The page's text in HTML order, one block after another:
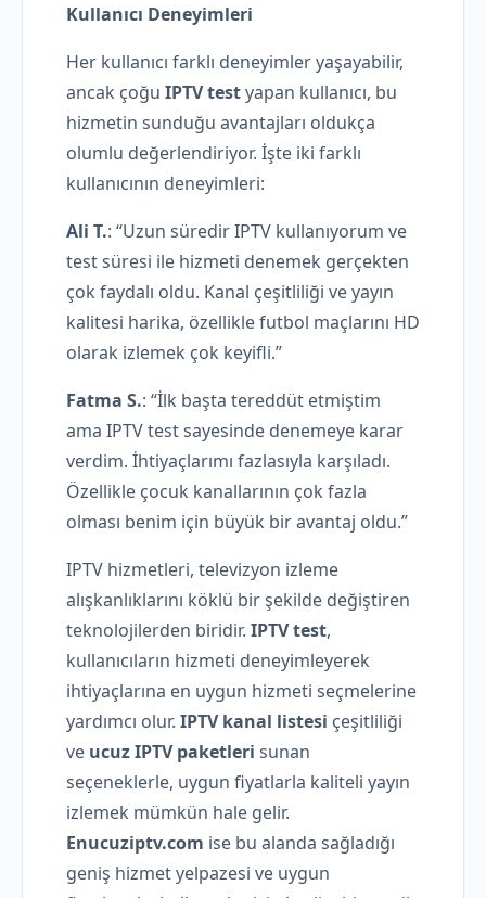
Kullanıcı Deneyimleri
Her kullanıcı farklı deneyimler yaşayabilir,
ancak çoğu IPTV testyapan kullanıcı, bu
hizmetin sunduğu avantajları oldukça
olumlu değerlendiriyor. İşte iki farklı
kullanıcının deneyimleri:
Ali T.: “Uzun süredir IPTV kullanıyorum ve
test süresi ile hizmeti denemek gerçekten
çok faydalı oldu. Kanal çeşitliliği ve yayın
kalitesi harika, özellikle futbol maçlarını HD
olarak izlemek çok keyifli.”
Fatma S.: “İlk başta tereddüt etmiştim
ama IPTV test sayesinde denemeye karar
verdim. İhtiyaçlarımı fazlasıyla karşıladı.
Özellikle çocuk kanallarının çok fazla
olması benim için büyük bir avantaj oldu.”
IPTV hizmetleri, televizyon izleme
alışkanlıklarını köklü bir şekilde değiştiren
teknolojilerden biridir. IPTV test,
kullanıcıların hizmeti deneyimleyerek
ihtiyaçlarına en uygun hizmeti seçmelerine
yardımcı olur. IPTV kanal listesi çeşitliliği
ve ucuz IPTV paketleri sunan
seçeneklerle, uygun fiyatlarla kaliteli yayın
izlemek mümkün hale gelir.
Enucuziptv.com ise bu alanda sağladığı
geniş hizmet yelpazesi ve uygun